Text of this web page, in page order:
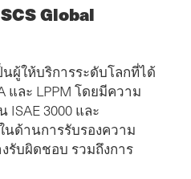
Global
นผู้ให้บริการระดับโลกที่ได้
และ LPPM โดยมีความ
3000 และ
นด้านการรับรองความ
รับผิดชอบ รวมถึงการ